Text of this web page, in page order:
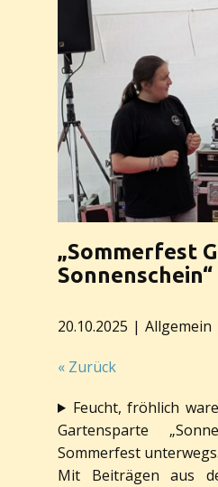
„Sommerfest
20.10.2025 Allgemein
« Zurück
Feucht, fröhlich
Gartensparte
Sommerfest unterwegs.
Mit Beiträgen aus